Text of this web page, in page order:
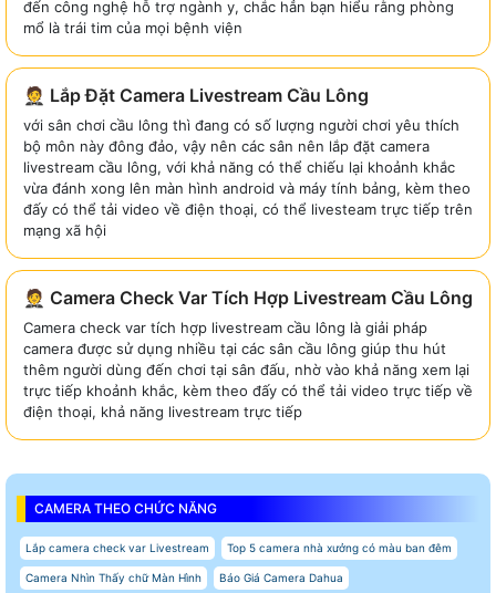
đến công nghệ hỗ trợ ngành y, chắc hẳn bạn hiểu rằng phòng
mổ là trái tim của mọi bệnh viện
🤵 Lắp Đặt Camera Livestream Cầu Lông
với sân chơi cầu lông thì đang có số lượng người chơi yêu thích
bộ môn này đông đảo, vậy nên các sân nên lắp đặt camera
livestream cầu lông, với khả năng có thể chiếu lại khoảnh khắc
vừa đánh xong lên màn hình android và máy tính bảng, kèm theo
đấy có thể tải video về điện thoại, có thể livesteam trực tiếp trên
mạng xã hội
🤵 Camera Check Var Tích Hợp Livestream Cầu Lông
Camera check var tích hợp livestream cầu lông là giải pháp
camera được sử dụng nhiều tại các sân cầu lông giúp thu hút
thêm người dùng đến chơi tại sân đấu, nhờ vào khả năng xem lại
trực tiếp khoảnh khắc, kèm theo đấy có thể tải video trực tiếp về
điện thoại, khả năng livestream trực tiếp
CAMERA THEO CHỨC NĂNG
Lắp camera check var Livestream Top 5 camera nhà xưởng có màu ban đêm
Camera Nhìn Thấy chữ Màn Hình Báo Giá Camera Dahua